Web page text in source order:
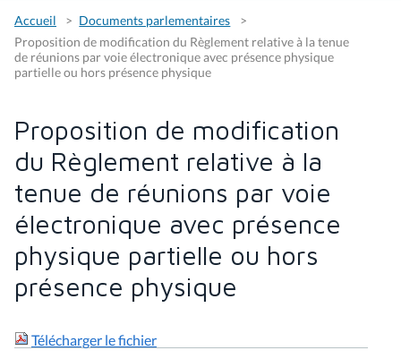
Accueil
Documents parlementaires
Proposition de modification du Règlement relative à la tenue
de réunions par voie électronique avec présence physique
partielle ou hors présence physique
Proposition de modification
du Règlement relative à la
tenue de réunions par voie
électronique avec présence
physique partielle ou hors
présence physique
Télécharger le fichier